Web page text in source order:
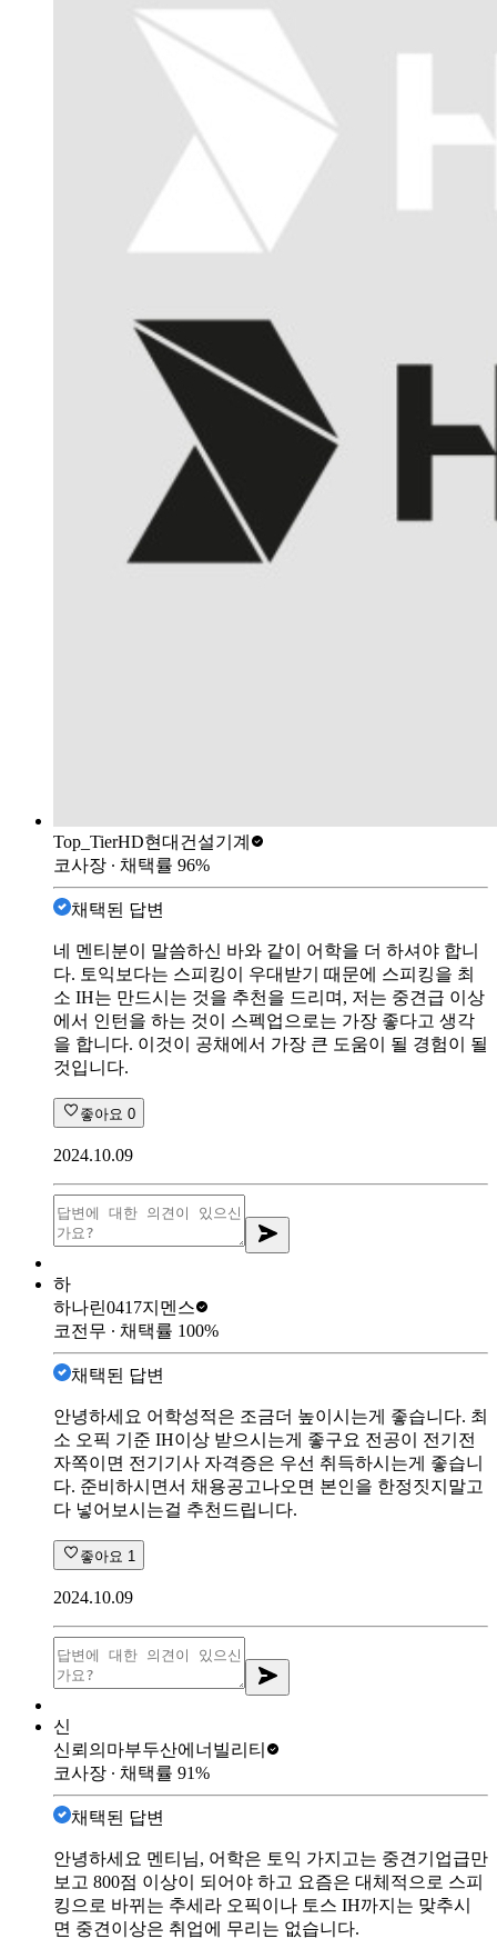
Top_TierHD현대건설기계
코사장 ∙ 채택률 96%
채택된 답변
네 멘티분이 말씀하신 바와 같이 어학을 더 하셔야 합니
다. 토익보다는 스피킹이 우대받기 때문에 스피킹을 최
소 IH는 만드시는 것을 추천을 드리며, 저는 중견급 이상
에서 인턴을 하는 것이 스펙업으로는 가장 좋다고 생각
을 합니다. 이것이 공채에서 가장 큰 도움이 될 경험이 될
것입니다.
좋아요 0
2024.10.09
하
하나린0417지멘스
코전무 ∙ 채택률 100%
채택된 답변
안녕하세요 어학성적은 조금더 높이시는게 좋습니다. 최
소 오픽 기준 IH이상 받으시는게 좋구요 전공이 전기전
자쪽이면 전기기사 자격증은 우선 취득하시는게 좋습니
다. 준비하시면서 채용공고나오면 본인을 한정짓지말고
다 넣어보시는걸 추천드립니다.
좋아요 1
2024.10.09
신
신뢰의마부두산에너빌리티
코사장 ∙ 채택률 91%
채택된 답변
안녕하세요 멘티님, 어학은 토익 가지고는 중견기업급만
보고 800점 이상이 되어야 하고 요즘은 대체적으로 스피
킹으로 바뀌는 추세라 오픽이나 토스 IH까지는 맞추시
면 중견이상은 취업에 무리는 없습니다.